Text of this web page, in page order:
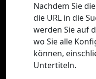
Nachdem Sie
die URL in die
werden Sie auf
wo Sie alle
können,
Untertiteln.